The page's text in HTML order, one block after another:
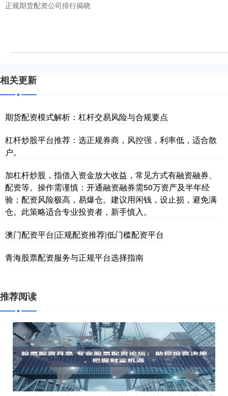
正规期货配资公司排行揭晓
相关更新
期货配资模式解析：杠杆交易风险与合规要点
杠杆炒股平台推荐：选正规券商，风控强，利率低，适合散
户。
加杠杆炒股，指借入资金放大收益，常见方式有融资融券、
配资等。操作需谨慎：开通融资融券需50万资产及半年经
验；配资风险极高，易爆仓。建议用闲钱，设止损，避免满
仓。此策略适合专业投资者，新手慎入。
澳门配资平台|正规配资推荐|低门槛配资平台
青海股票配资服务与正规平台选择指南
推荐阅读